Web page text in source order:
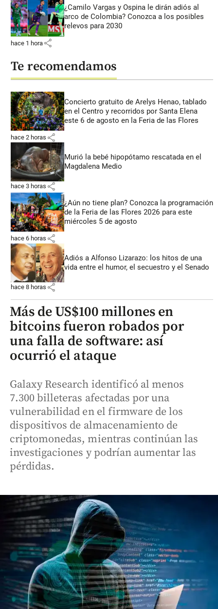
¿Camilo Vargas y Ospina le dirán adiós al
arco de Colombia? Conozca a los posibles
relevos para 2030
hace 1 hora share
Te recomendamos
Concierto gratuito de Arelys Henao, tablado
en el Centro y recorridos por Santa Elena
este 6 de agosto en la Feria de las Flores
hace 2 horas share
Murió la bebé hipopótamo rescatada en el
Magdalena Medio
hace 3 horas share
¿Aún no tiene plan? Conozca la programación
de la Feria de las Flores 2026 para este
miércoles 5 de agosto
hace 6 horas share
Adiós a Alfonso Lizarazo: los hitos de una
vida entre el humor, el secuestro y el Senado
hace 8 horas share
Más de US$100 millones en
bitcoins fueron robados por
una falla de software: así
ocurrió el ataque
Galaxy Research identificó al menos
7.300 billeteras afectadas por una
vulnerabilidad en el firmware de los
dispositivos de almacenamiento de
criptomonedas, mientras continúan las
investigaciones y podrían aumentar las
pérdidas.